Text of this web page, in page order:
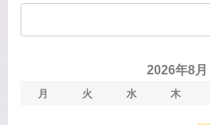
2026年8月
月 火 水 木